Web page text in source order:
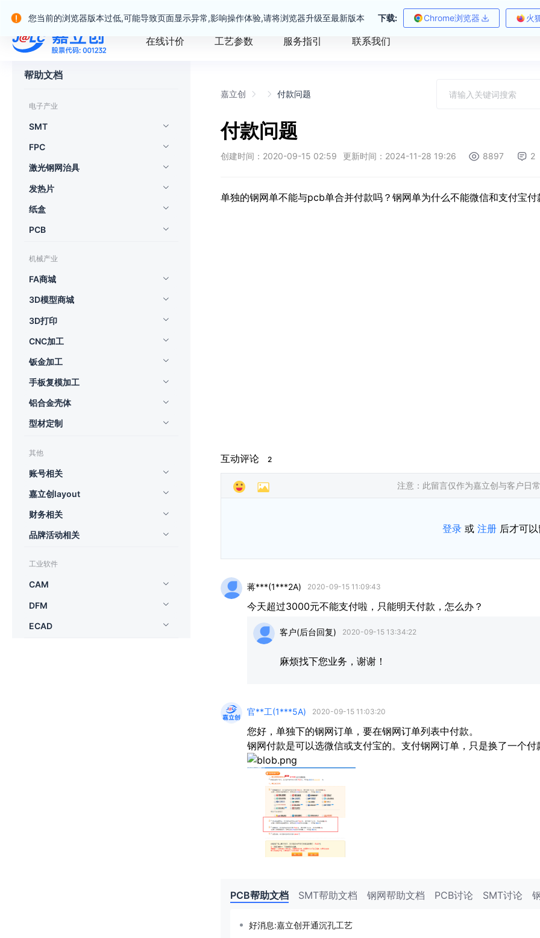
您当前的浏览器版本过低,可能导致页面显示异常,影响操作体验,请将浏览器升级至最新版本 下载: Chrome浏览器 火
嘉立创产业服务站群
在线计价 工艺参数 服务指引 联系我们
帮助文档
电子产业
SMT
FPC
激光钢网治具
发热片
纸盒
PCB
机械产业
FA商城
3D模型商城
3D打印
CNC加工
钣金加工
手板复模加工
铝合金壳体
型材定制
其他
账号相关
嘉立创layout
财务相关
品牌活动相关
工业软件
CAM
DFM
ECAD
嘉立创 付款问题
付款问题
创建时间：2020-09-15 02:59 更新时间：2024-11-28 19:26 8897 2
单独的钢网单不能与pcb单合并付款吗？钢网单为什么不能微信和支付宝付
互动评论 2
注意：此留言仅作为嘉立创与客户日
登录或 注册后才可以
蒋***(1***2A) 2020-09-15 11:09:43
今天超过3000元不能支付啦，只能明天付款，怎么办？
客户(后台回复) 2020-09-15 13:34:22
麻烦找下您业务，谢谢！
官**工(1***5A) 2020-09-15 11:03:20
您好，单独下的钢网订单，要在钢网订单列表中付款。
钢网付款是可以选微信或支付宝的。支付钢网订单，只是换了一个
PCB帮助文档 SMT帮助文档 钢网帮助文档 PCB讨论 SMT讨论
好消息:嘉立创开通沉孔工艺